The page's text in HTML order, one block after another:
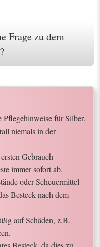
Frage zu dem
für Silber.
niemals in der
Gebrauch
immer sofort ab.
oder Scheuermittel
Besteck nach dem
auf Schäden, z.B.